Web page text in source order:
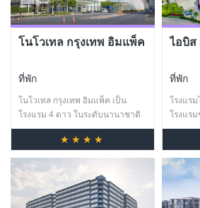
โนโวเทล กรุงเทพ อิมแพ็ค
ที่พัก
โนโวเทล กรุงเทพ อิมแพ็ค เป็น
โรงแรม 4 ดาว ในระดับนานาชาติ
เพียงแห่งเดียวที่ตั้งอยู่ในศูนย์แสดง
สินค้าและการประชุมอิมแพ็ค
เมืองทองธานี เป็นหนึ่งในสอง
โรงแรมที่เปิดให้บริการภายใน
ใจกลางของอิมแพ็ค เมืองทองธานี
โรงแรมโนโวเทล กรุงเทพ อิมแพ็ค
★★★★
ไอบิส
ที่พัก
โรงแร
โรงแร
อีกหนึ่ง
บริษัทแ
รวมไป
แสดง
ประหยั
เดินทา